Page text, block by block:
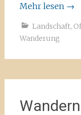
Mehr lesen →
Landschaft,
Wanderung